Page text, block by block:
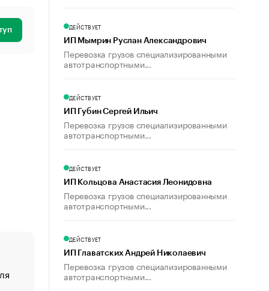
«От спорта тело стареет иначе». Как живет глава
создавшей GTA
ДЕЙСТВУЕТ
ИП Мымрин Руслан Александрович
Перевозка грузов специализированными
автотранспортными...
ДЕЙСТВУЕТ
ИП Губин Сергей Ильич
Перевозка грузов специализированными
автотранспортными...
ДЕЙСТВУЕТ
ИП Кольцова Анастасия Леонидовна
Перевозка грузов специализированными
автотранспортными...
ДЕЙСТВУЕТ
ИП Главатских Андрей Николаевич
Перевозка грузов специализированными
автотранспортными...